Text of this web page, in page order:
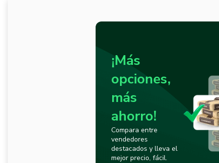
¡Más
opciones,
más
ahorro!
Compara entre
vendedores
destacados y lleva el
mejor precio, fácil.